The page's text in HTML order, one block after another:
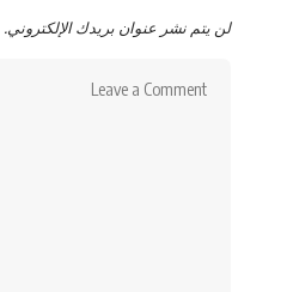
لن يتم نشر عنوان بريدك الإلكتروني.